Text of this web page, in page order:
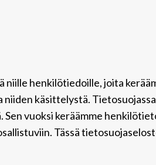
niille henkilötiedoille, joita
käsittelystä.
Sen vuoksi keräämme
Tässä